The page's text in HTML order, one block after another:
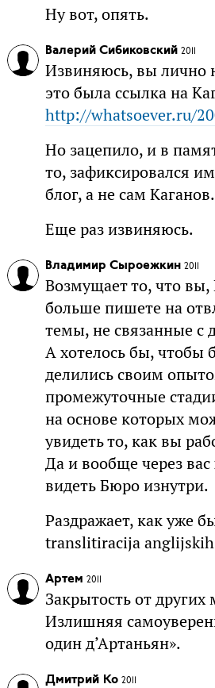
Ну вот, опять.
Валерий Сибиковский 2011
Извиняюсь, вы лично
это была ссылка на
http://whatsoever.ru/
Но зацепило, и в
то, зафиксировался
блог, а не сам Каганов.
Еще раз извиняюсь.
Владимир Сыроежкин 2011
Возмущает то, что вы,
больше пишете на
темы, не связанные с
А хотелось бы, чтобы
делились своим
промежуточные
на основе которых
увидеть то, как вы
Да и вообще через вас
видеть Бюро изнутри.
Раздражает, как уже
translitiracija
Артем 2011
Закрытость от
Излишняя
один д’Артаньян».
Дмитрий Ко 2011